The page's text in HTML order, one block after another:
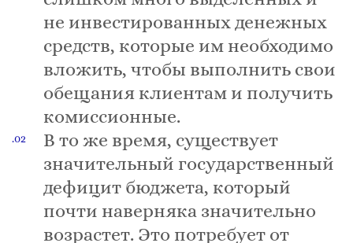
не инвестированных денежных
средств, которые им необходимо
вложить, чтобы выполнить свои
обещания клиентам и получить
комиссионные.
В то же время, существует
значительный государственный
дефицит бюджета, который
почти наверняка значительно
возрастет. Это потребует от